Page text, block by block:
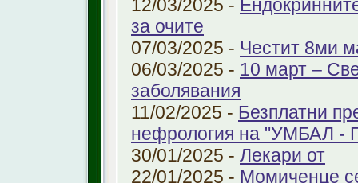
12/03/2025 -
за очите
07/03/2025 - Честит 8ми
06/03/2025 - 10 март –
заболявания
11/02/2025 - Безплатни
нефрология на "УМБАЛ -
30/01/2025 - Лекари от
22/01/2025 - Момиченце